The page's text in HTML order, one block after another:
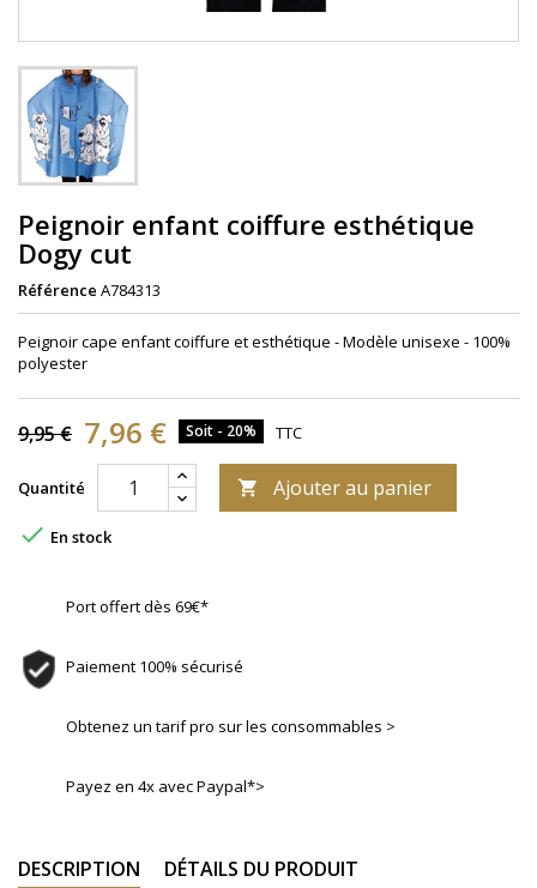
Peignoir enfant coiffure esthétique
Dogy cut
Référence A784313
Peignoir cape enfant coiffure et esthétique - Modèle unisexe - 100%
polyester
9,95 € 7,96 € Soit - 20% TTC
Quantité  Ajouter au panier
 En stock
Port offert dès 69€*
Paiement 100% sécurisé
Obtenez un tarif pro sur les consommables >
Payez en 4x avec Paypal*>
DESCRIPTION DÉTAILS DU PRODUIT